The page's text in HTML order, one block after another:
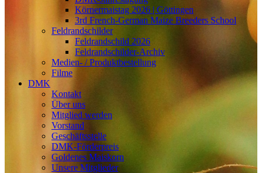
Körnermaistag 2026 | Göttingen
3rd French-German Maize Breeders School
Feldrandschilder
Feldrandschild 2026
Feldrandschilder-Archiv
Medien- / Produktbestellung
Filme
DMK
Kontakt
Über uns
Mitglied werden
Vorstand
Geschäftsstelle
DMK-Förderpreis
Goldenes Maiskorn
Unsere Mitglieder